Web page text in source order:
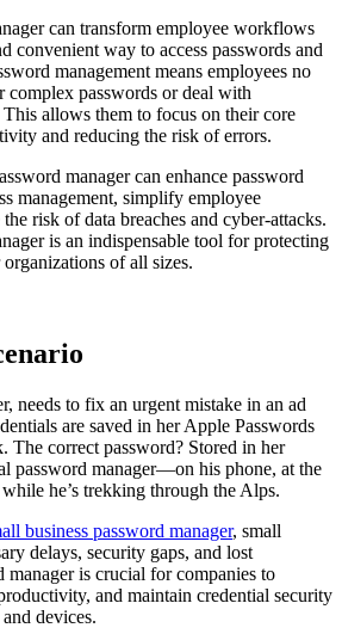
can transform employee workflows
convenient way to access passwords and
management means employees no
complex passwords or deal with
This allows them to focus on their core
and reducing the risk of errors.
manager can enhance password
management, simplify employee
risk of data breaches and cyber-attacks.
is an indispensable tool for protecting
of all sizes.
needs to fix an urgent mistake in an ad
are saved in her Apple Passwords
The correct password? Stored in her
password manager—on his phone, at the
he’s trekking through the Alps.
business password manager, small
delays, security gaps, and lost
is crucial for companies to
and maintain credential security
devices.